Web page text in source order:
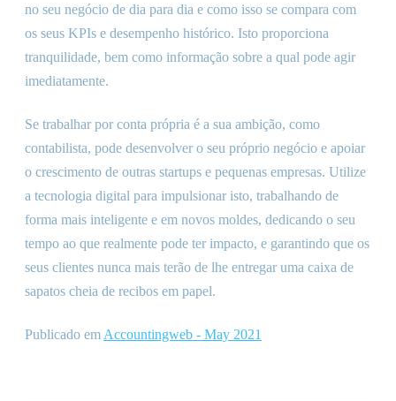
no seu negócio de dia para dia e como isso se compara com
os seus KPIs e desempenho histórico. Isto proporciona
tranquilidade, bem como informação sobre a qual pode agir
imediatamente.
Se trabalhar por conta própria é a sua ambição, como
contabilista, pode desenvolver o seu próprio negócio e apoiar
o crescimento de outras startups e pequenas empresas. Utilize
a tecnologia digital para impulsionar isto, trabalhando de
forma mais inteligente e em novos moldes, dedicando o seu
tempo ao que realmente pode ter impacto, e garantindo que os
seus clientes nunca mais terão de lhe entregar uma caixa de
sapatos cheia de recibos em papel.
Publicado em Accountingweb - May 2021